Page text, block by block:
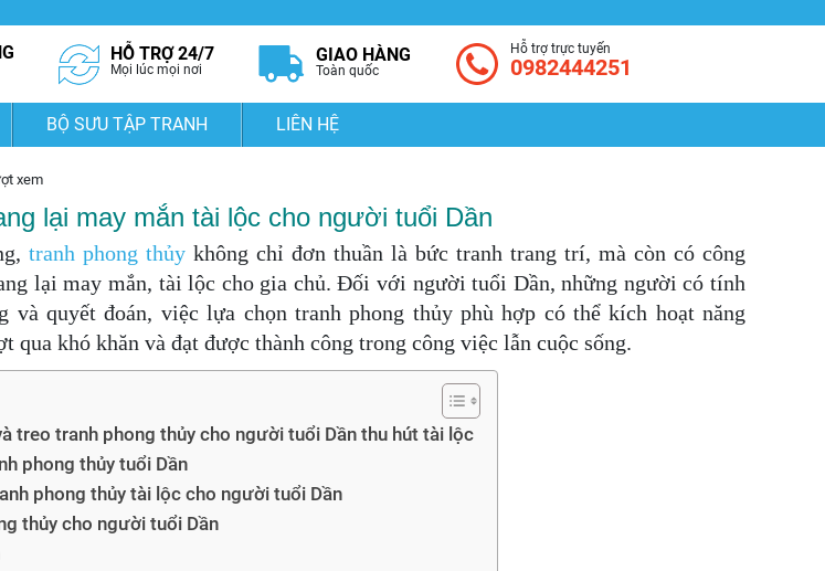
HỖ TRỢ 24/7
Mọi lúc mọi nơi
GIAO HÀNG
Toàn quốc
Hỗ trợ trực tuyến
0982444251
BỘ SƯU TẬP TRANH LIÊN HỆ
xem
lại may mắn tài lộc cho người tuổi Dần
tranh phong thủy không chỉ đơn thuần là bức tranh trang trí, mà còn có công
lại may mắn, tài lộc cho gia chủ. Đối với người tuổi Dần, những người có tính
và quyết đoán, việc lựa chọn tranh phong thủy phù hợp có thể kích hoạt năng
qua khó khăn và đạt được thành công trong công việc lẫn cuộc sống.
treo tranh phong thủy cho người tuổi Dần thu hút tài lộc
phong thủy tuổi Dần
phong thủy tài lộc cho người tuổi Dần
thủy cho người tuổi Dần